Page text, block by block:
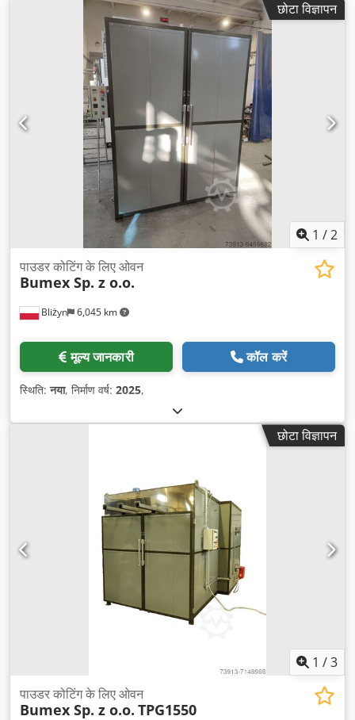
छोटा विज्ञापन
1 /2
Bliżyn 6,045 km
पाउडर कोटिंग के लिए ओवन
Bumex Sp. z o.o.
मूल्य जानकारी कॉल करें
स्थिति:नया, निर्माण वर्ष: 2025,
छोटा विज्ञापन
1 /3
पाउडर कोटिंग के लिए ओवन
Bumex Sp. z o.o. TPG1550